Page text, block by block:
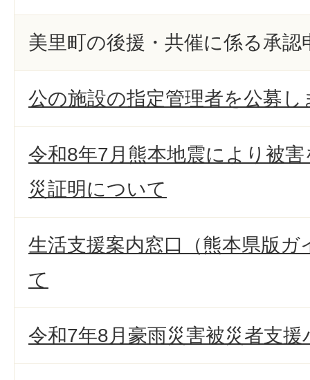
美里町の後援・共催に係る承認
公の施設の指定管理者を公募し
令和8年7月熊本地震により被
災証明について
生活支援案内窓口（熊本県版
て
令和7年8月豪雨災害被災者支